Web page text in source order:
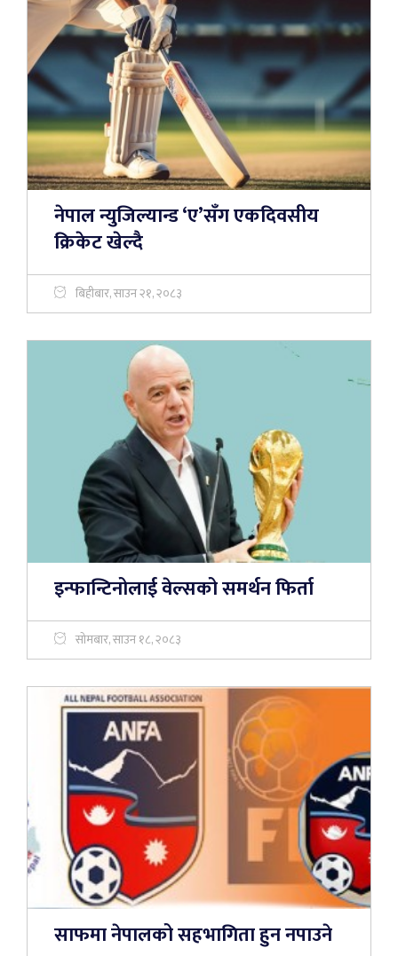
नेपाल न्युजिल्यान्ड ‘ए’सँग एकदिवसीय
क्रिकेट खेल्दै
बिहीबार, साउन २१, २०८३
इन्फान्टिनोलाई वेल्सको समर्थन फिर्ता
सोमबार, साउन १८, २०८३
साफमा नेपालको सहभागिता हुन नपाउने